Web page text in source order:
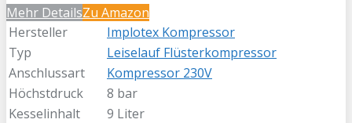
Mehr DetailsZu Amazon
Hersteller
Implotex Kompressor
Typ
Leiselauf Flüsterkompressor
Anschlussart
Kompressor 230V
Höchstdruck
8 bar
Kesselinhalt
9 Liter